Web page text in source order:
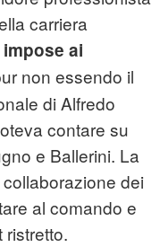
carriera
ai
non essendo il
di Alfredo
contare su
e Ballerini. La
dei
al comando e
ristretto.